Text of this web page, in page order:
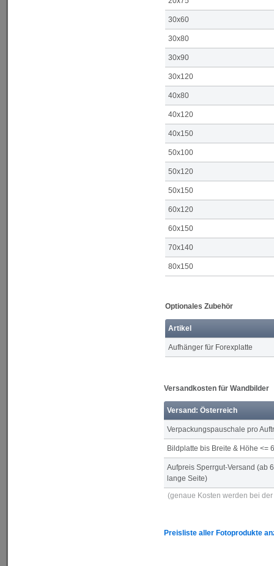
30x60
30x80
30x90
30x120
40x80
40x120
40x150
50x100
50x120
50x150
60x120
60x150
70x140
80x150
Optionales Zubehör
Artikel
Aufhänger für Forexplatte
Versandkosten für Wandbilder
Versand: Österreich
Verpackungspauschale pro
Bildplatte bis Breite & Höhe <=
Aufpreis Sperrgut-Versand (ab
lange Seite)
(genaue Kosten werden bei
Preisliste aller Fotoprodukte